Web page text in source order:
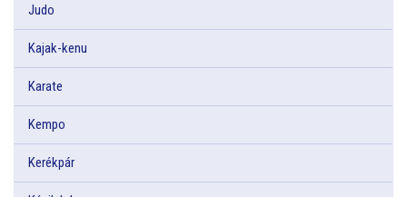
Judo
Kajak-kenu
Karate
Kempo
Kerékpár